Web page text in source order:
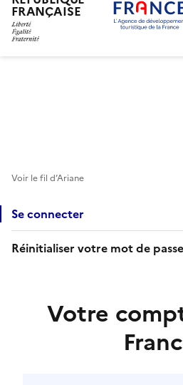
FRANÇAISE
Voir le fil d’Ariane
Se connecter
Réinitialiser votre mot de passe
Votre